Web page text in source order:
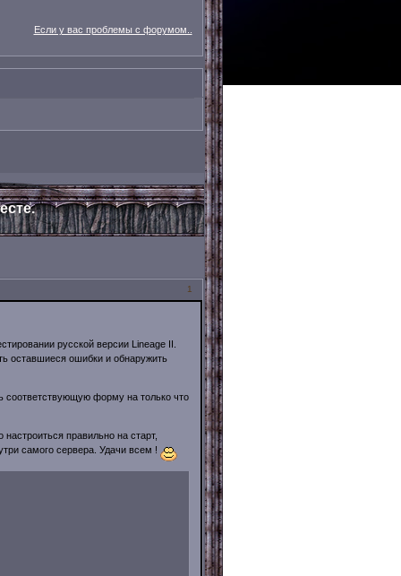
Если у вас проблемы с форумом..
1
русской версии Lineage II.
оставшиеся ошибки и обнаружить
соответствующую форму на только что
правильно на старт,
самого сервера. Удачи всем !